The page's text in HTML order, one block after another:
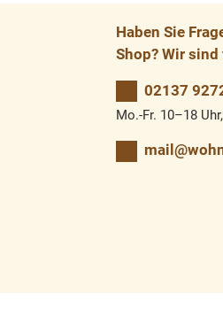
Haben Sie
Shop? Wir sind
02137
Mo.-Fr. 10–18